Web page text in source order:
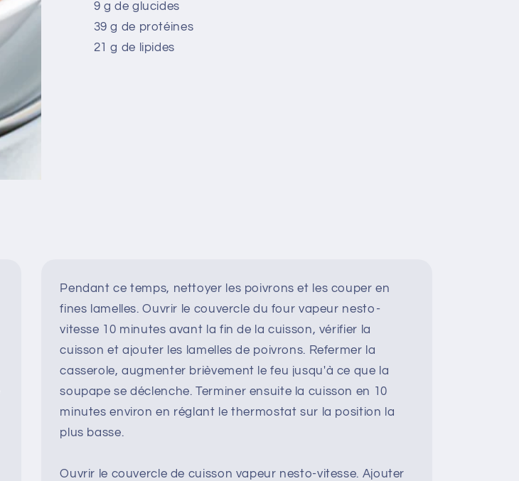
9 g de glucides
39 g de protéines
21 g de lipides
Pendant ce temps, nettoyer les poivrons et les couper en
fines lamelles. Ouvrir le couvercle du four vapeur nesto­
vitesse 10 minutes avant la fin de la cuisson, vérifier la
cuisson et ajouter les lamelles de poivrons. Refermer la
casserole, augmenter brièvement le feu jusqu'à ce que la
soupape se déclenche. Terminer ensuite la cuisson en 10
minutes environ en réglant le thermostat sur la position la
plus basse.
Ouvrir le couvercle de cuisson vapeur nesto-vitesse. Ajouter